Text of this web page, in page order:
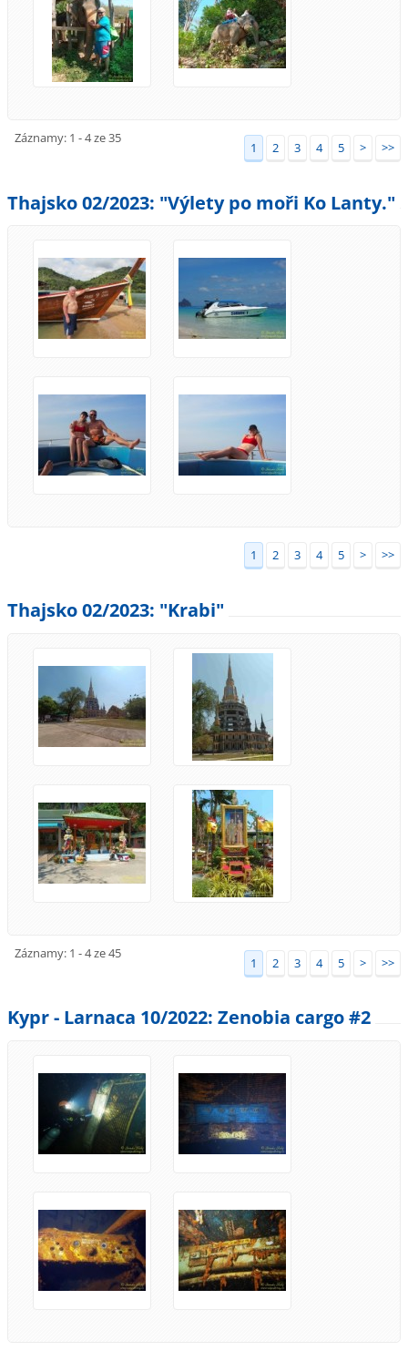
Záznamy: 1 - 4 ze 35
1 2 3 4 5 > >>
Thajsko 02/2023: "Výlety po moři Ko Lanty."
1 2 3 4 5 > >>
Thajsko 02/2023: "Krabi"
Záznamy: 1 - 4 ze 45
1 2 3 4 5 > >>
Kypr - Larnaca 10/2022: Zenobia cargo #2